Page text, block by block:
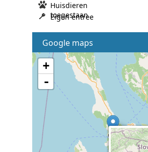
Huisdieren
toegestaan
Eigen entree
Google maps